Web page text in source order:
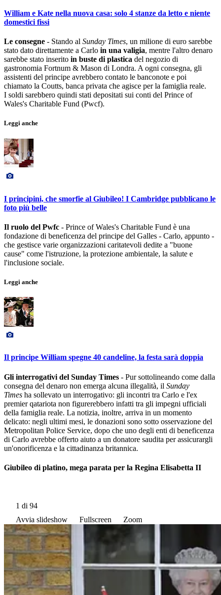
William e Kate nella nuova casa: solo 4 stanze da letto e niente
domestici fissi
Le consegne - Stando al Sunday Times, un milione di euro sarebbe
stato dato direttamente a Carlo in una valigia, mentre l'altro denaro
sarebbe stato inserito in buste di plastica del negozio di
gastronomia Fortnum & Mason di Londra. A ogni consegna, gli
assistenti del principe avrebbero contato le banconote e poi
chiamato la Coutts, banca privata che agisce per la famiglia reale.
I soldi sarebbero quindi stati depositati sui conti del Prince of
Wales's Charitable Fund (Pwcf).
Leggi anche
I principini, che smorfie al Giubileo! I Cambridge pubblicano le
foto più belle
Il ruolo del Pwfc - Prince of Wales's Charitable Fund è una
fondazione di beneficenza del principe del Galles - Carlo, appunto -
che gestisce varie organizzazioni caritatevoli dedite a "buone
cause" come l'istruzione, la protezione ambientale, la salute e
l'inclusione sociale.
Leggi anche
Il principe William spegne 40 candeline, la festa sarà doppia
Gli interrogativi del Sunday Times - Pur sottolineando come dalla
consegna del denaro non emerga alcuna illegalità, il Sunday
Times ha sollevato un interrogativo: gli incontri tra Carlo e l'ex
premier qatariota non figurerebbero infatti tra gli impegni ufficiali
della famiglia reale. La notizia, inoltre, arriva in un momento
delicato: negli ultimi mesi, le donazioni sono sotto osservazione del
Metropolitan Police Service, dopo che uno degli enti di beneficenza
di Carlo avrebbe offerto aiuto a un donatore saudita per assicurargli
un'onorificenza e la cittadinanza britannica.
Giubileo di platino, mega parata per la Regina Elisabetta II
1 di 94
Avvia slideshow
Fullscreen Zoom